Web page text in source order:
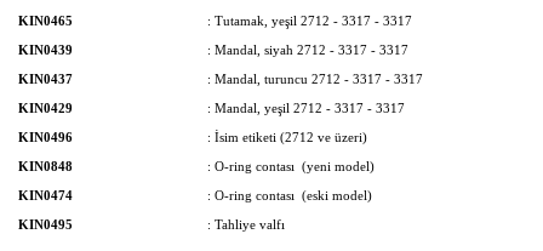
KIN0465
: Tutamak, yeşil 2712 - 3317 - 3317
KIN0439
: Mandal, siyah 2712 - 3317 - 3317
KIN0437
: Mandal, turuncu 2712 - 3317 - 3317
KIN0429
: Mandal, yeşil 2712 - 3317 - 3317
KIN0496
: İsim etiketi (2712 ve üzeri)
KIN0848
: O-ring contası (yeni model)
KIN0474
: O-ring contası (eski model)
KIN0495
: Tahliye valfı